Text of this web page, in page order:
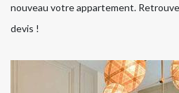
nouveau votre appartement.
devis !